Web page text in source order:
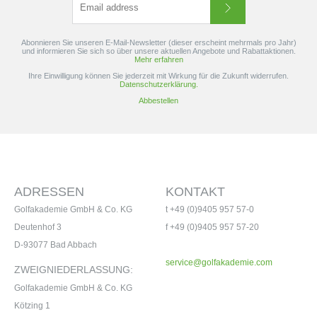
Abonnieren Sie unseren E-Mail-Newsletter (dieser erscheint mehrmals pro Jahr)
und informieren Sie sich so über unsere aktuellen Angebote und Rabattaktionen.
Mehr erfahren
Ihre Einwilligung können Sie jederzeit mit Wirkung für die Zukunft widerrufen.
Datenschutzerklärung.
Abbestellen
KONTAKT
t +49 (0)9405 957 57-0
f +49 (0)9405 957 57-20
service@golfakademie.com
ADRESSEN
Golfakademie GmbH & Co. KG
Deutenhof 3
D-93077 Bad Abbach
ZWEIGNIEDERLASSUNG:
Golfakademie GmbH & Co. KG
Kötzing 1